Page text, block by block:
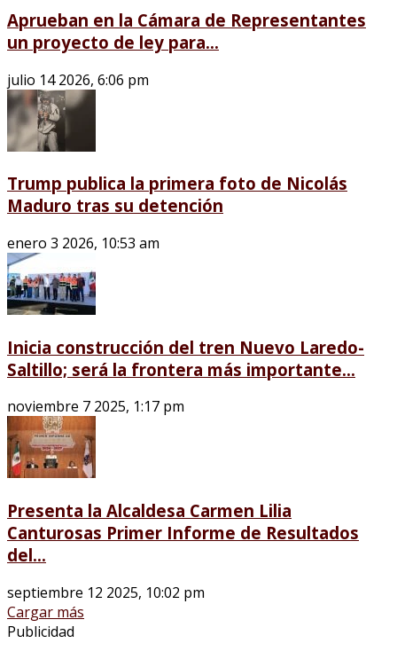
Aprueban en la Cámara de Representantes
un proyecto de ley para...
julio 14 2026, 6:06 pm
Trump publica la primera foto de Nicolás
Maduro tras su detención
enero 3 2026, 10:53 am
Inicia construcción del tren Nuevo Laredo-
Saltillo; será la frontera más importante...
noviembre 7 2025, 1:17 pm
Presenta la Alcaldesa Carmen Lilia
Canturosas Primer Informe de Resultados
del...
septiembre 12 2025, 10:02 pm
Cargar más
Publicidad